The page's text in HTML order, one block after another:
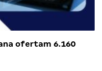
ofertam 6.160